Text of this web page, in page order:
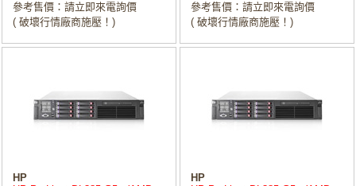
參考售價：請立即來電詢價
( 破壞行情廠商施壓！)
參考售價：請立即來電詢價
( 破壞行情廠商施壓！)
HP
HP